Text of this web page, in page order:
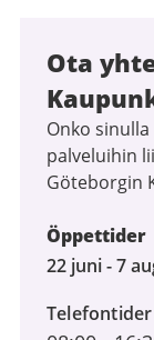
Ota
Onko
palveluihin
Göteborgin
Öppettider
22
2026
22 juni - 7